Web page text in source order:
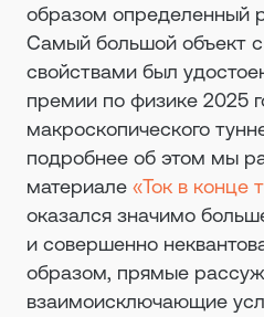
образом определенный
Самый большой объект
свойствами был
премии по физике 2025
макроскопического
подробнее об этом мы
материале «Ток в конце
оказался значимо
и совершенно
образом, прямые
взаимоисключающие